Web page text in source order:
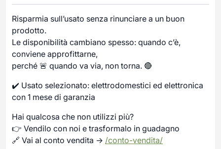
Risparmia sull’usato senza rinunciare a un buon
prodotto.
Le disponibilità cambiano spesso: quando c’è,
conviene approfittarne,
perché 🚨 quando va via, non torna. 🔴
✔️ Usato selezionato: elettrodomestici ed elettronica
con 1 mese di garanzia
Hai qualcosa che non utilizzi più?
👉 Vendilo con noi e trasformalo in guadagno
🔗 Vai al conto vendita → /conto-vendita/